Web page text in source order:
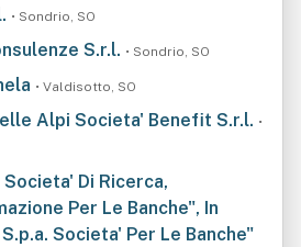
• Sondrio, SO
S.r.l. • Sondrio, SO
• Valdisotto, SO
Alpi Societa' Benefit S.r.l. •
Di Ricerca,
Per Le Banche", In
Societa' Per Le Banche"